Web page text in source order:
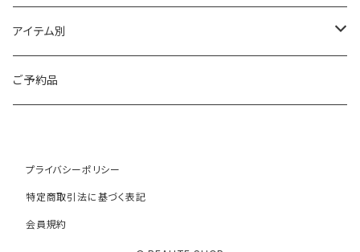
ローズドメーラ
ビオフィート
コモデックス
ニュアンス
HAAB REPRO
ゼオスキン
REVISION（リビジョン）
NOTBAM
FULVO VITA（フルヴォヴィータ）
乾燥
敏感
ニキビ
ニキビ跡・クレーター
アイテム別
クレンジング
美容液
デイクリーム
ご予約品
プライバシーポリシー
特定商取引法に基づく表記
会員規約